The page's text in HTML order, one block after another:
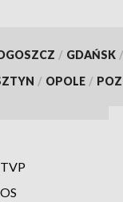
/ GDAŃSK /
/ OPOLE /